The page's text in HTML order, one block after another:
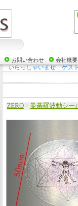
お問い合わせ 会社概要
いらっしゃいませ ゲス
ZERO > 曼荼羅波動シー